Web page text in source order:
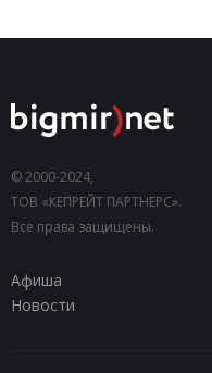
© 2000-2024,
ТОВ «КЕПРЕЙТ ПАРТНЕРС».
Все права защищены.
Афиша
Новости